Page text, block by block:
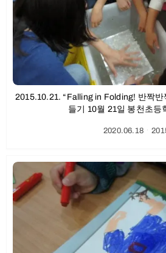
2015.10.21. “Falling in Folding! 반짝
들기 10월 21일 봉천초등
2020.06.18ㆍ